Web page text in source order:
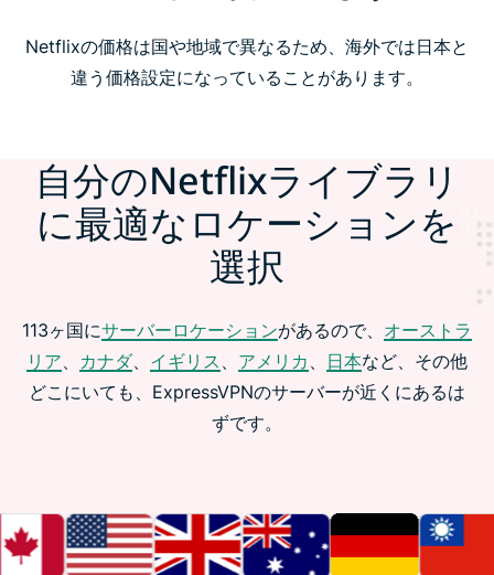
Netflixの価格は国や地域で異なるため、海外では日本と
違う価格設定になっていることがあります。
自分のNetflixライブラリ
に最適なロケーションを
選択
113ヶ国にサーバーロケーションがあるので、 オーストラ
リア、 カナダ、 イギリス 、 アメリカ 、 日本など、その他
どこにいても、ExpressVPNのサーバーが近くにあるは
ずです。